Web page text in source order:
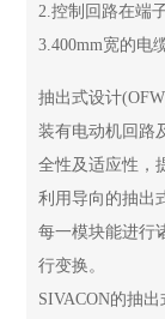
2.控制回路在端
3.400mm宽的电
抽出式设计
装有电动机回路
全性及适应性，
利用导向的抽出
每一模块能进行
行变换。
SIVACON的抽